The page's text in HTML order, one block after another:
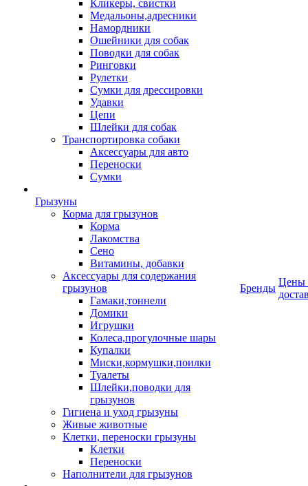
Кликеры, свистки
Медальоны,адресники
Намордники
Ошейники для собак
Поводки для собак
Ринговки
Рулетки
Сумки для дрессировки
Удавки
Цепи
Шлейки для собак
Транспортировка собаки
Аксессуары для авто
Переноски
Сумки
Грызуны
Корма для грызунов
Корма
Лакомства
Сено
Витамины, добавки
Аксессуары для содержания
грызунов
Гамаки,тоннели
Домики
Игрушки
Колеса,прогулочные шары
Купалки
Миски,кормушки,поилки
Туалеты
Шлейки,поводки для
грызунов
Гигиена и уход грызуны
Живые животные
Клетки, переноски грызуны
Клетки
Переноски
Наполнители для грызунов
Бренды
Цены